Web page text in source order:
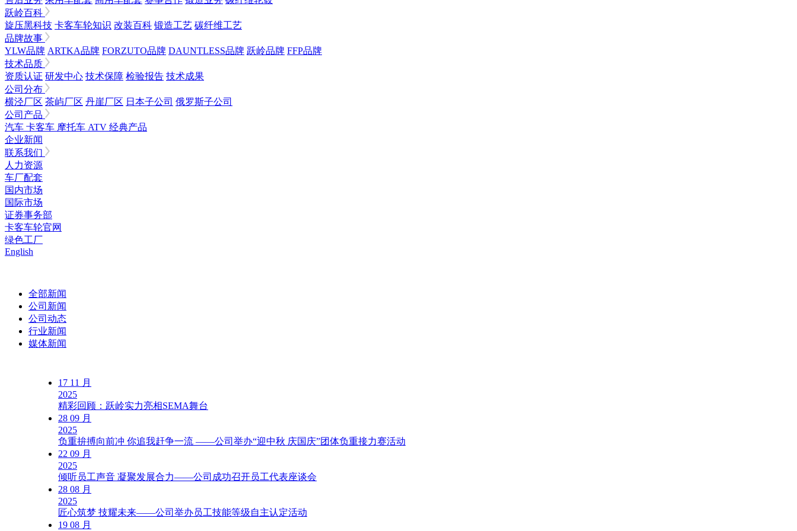
跃岭百科
旋压黑科技 卡客车轮知识 改装百科 锻造工艺 碳纤维工艺
品牌故事
YLW品牌 ARTKA品牌 FORZUTO品牌 DAUNTLESS品牌 跃岭品牌 FFP品牌
技术品质
资质认证 研发中心 技术保障 检验报告 技术成果
公司分布
横泾厂区 茶屿厂区 丹崖厂区 日本子公司 俄罗斯子公司
公司产品
汽车 卡客车 摩托车 ATV 经典产品
企业新闻
联系我们
人力资源
车厂配套
国内市场
国际市场
证券事务部
卡客车轮官网
绿色工厂
English
全部新闻
公司新闻
公司动态
行业新闻
媒体新闻
17 11 月
2025
精彩回顾：跃岭实力亮相SEMA舞台
28 09 月
2025
负重拚搏向前冲 你追我赶争一流 ——公司举办“迎中秋 庆国庆”团体负重接力赛活动
22 09 月
2025
倾听员工声音 凝聚发展合力——公司成功召开员工代表座谈会
28 08 月
2025
匠心筑梦 技耀未来——公司举办员工技能等级自主认定活动
19 08 月